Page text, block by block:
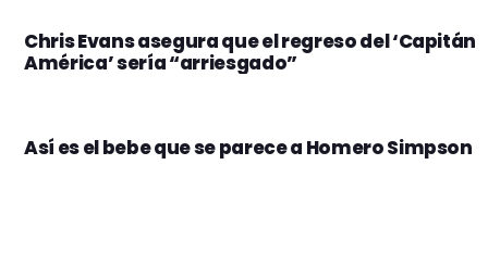
Chris Evans asegura que el regreso del ‘Capitán
América’ sería “arriesgado”
Así es el bebe que se parece a Homero Simpson